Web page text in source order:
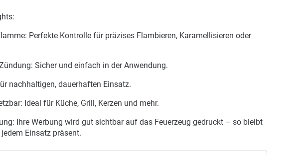
Perfekte Kontrolle für präzises Flambieren, Karamellisieren oder
Sicher und einfach in der Anwendung.
nachhaltigen, dauerhaften Einsatz.
Ideal für Küche, Grill, Kerzen und mehr.
Ihre Werbung wird gut sichtbar auf das Feuerzeug gedruckt – so bleibt
Einsatz präsent.